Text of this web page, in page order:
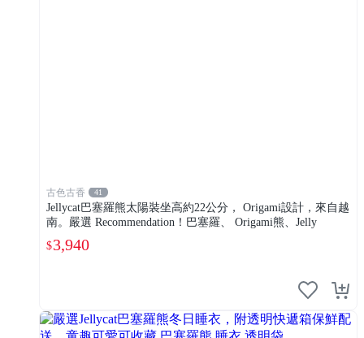
古色古香 41
Jellycat巴塞羅熊太陽裝坐高約22公分， Origami設計，來自越
南。嚴選 Recommendation！巴塞羅、 Origami熊、Jelly
$3,940